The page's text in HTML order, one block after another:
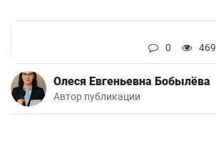
0 469
Олеся Евгеньевна Бобылёва
Автор публикации